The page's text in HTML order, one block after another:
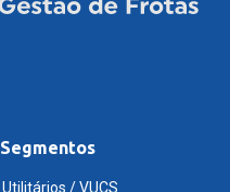
Segmentos
Utilitários / VUCS